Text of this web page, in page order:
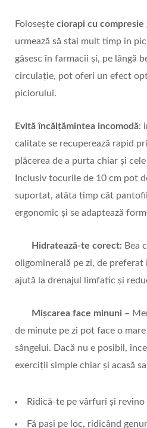
Folosește ciorapi cu compresie
urmează să stai mult timp în
găsesc în farmacii și, pe lângă
circulație, pot oferi un efect
piciorului.
Evită încălțămintea incomodă:
calitate se recuperează rapid
plăcerea de a purta chiar și
Inclusiv tocurile de 10 cm pot
suportat, atâta timp cât
ergonomic și se adaptează
Hidratează-te corect: Bea
oligominerală pe zi, de preferat
ajută la drenajul limfatic și
Mișcarea face minuni –
de minute pe zi pot face o
sângelui. Dacă nu e posibil,
exerciții simple chiar și acasă
Ridică-te pe vârfuri și
Fă pași pe loc, ridicând